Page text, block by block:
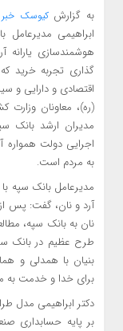
به گزارشکیوسک خبر
ابراهیمی
هوشمندسازی یارانه
گذاری تجربه خرید
اقتصادی و دارایی و
(ره)، معاونان وزارت
مدیران ارشد بانک
اجرایی دولت
به مردم است.
مدیرعامل بانک سپه
آرد و نان، گفت: پس
نان به بانک سپه،
طرح عظیم در بانک
بنیان با همدلی و
برای خدا و خدمت به
دکتر ابراهیمی مدل
بر پایه حسابداری